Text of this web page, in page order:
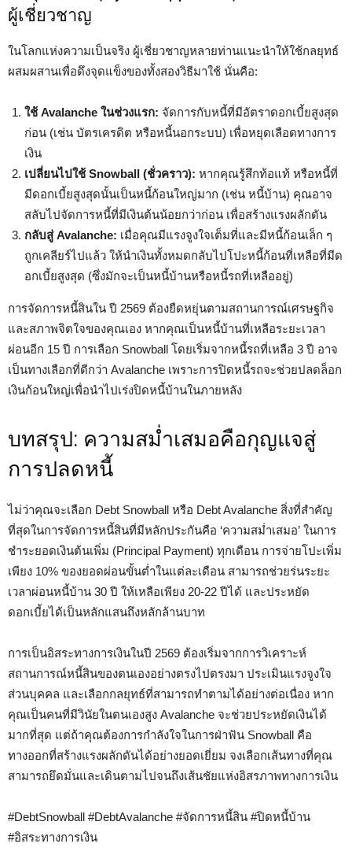
ผู้เชี่ยวชาญ
ในโลกแห่งความเป็นจริง ผู้เชี่ยวชาญหลายท่านแนะนำให้ใช้กลยุทธ์
ผสมผสานเพื่อดึงจุดแข็งของทั้งสองวิธีมาใช้ นั่นคือ:
ใช้ Avalanche ในช่วงแรก: จัดการกับหนี้ที่มีอัตราดอกเบี้ยสูงสุด
ก่อน (เช่น บัตรเครดิต หรือหนี้นอกระบบ) เพื่อหยุดเลือดทางการ
เงิน
เปลี่ยนไปใช้ Snowball (ชั่วคราว): หากคุณรู้สึกท้อแท้ หรือหนี้ที่
มีดอกเบี้ยสูงสุดนั้นเป็นหนี้ก้อนใหญ่มาก (เช่น หนี้บ้าน) คุณอาจ
สลับไปจัดการหนี้ที่มีเงินต้นน้อยกว่าก่อน เพื่อสร้างแรงผลักดัน
กลับสู่ Avalanche: เมื่อคุณมีแรงจูงใจเต็มที่และมีหนี้ก้อนเล็ก ๆ
ถูกเคลียร์ไปแล้ว ให้นำเงินทั้งหมดกลับไปโปะหนี้ก้อนที่เหลือที่มีด
อกเบี้ยสูงสุด (ซึ่งมักจะเป็นหนี้บ้านหรือหนี้รถที่เหลืออยู่)
การจัดการหนี้สินใน ปี 2569 ต้องยืดหยุ่นตามสถานการณ์เศรษฐกิจ
และสภาพจิตใจของคุณเอง หากคุณเป็นหนี้บ้านที่เหลือระยะเวลา
ผ่อนอีก 15 ปี การเลือก Snowball โดยเริ่มจากหนี้รถที่เหลือ 3 ปี อาจ
เป็นทางเลือกที่ดีกว่า Avalanche เพราะการปิดหนี้รถจะช่วยปลดล็อก
เงินก้อนใหญ่เพื่อนำไปเร่งปิดหนี้บ้านในภายหลัง
บทสรุป: ความสม่ำเสมอคือกุญแจสู่
การปลดหนี้
ไม่ว่าคุณจะเลือก Debt Snowball หรือ Debt Avalanche สิ่งที่สำคัญ
ที่สุดในการจัดการหนี้สินที่มีหลักประกันคือ ‘ความสม่ำเสมอ’ ในการ
ชำระยอดเงินต้นเพิ่ม (Principal Payment) ทุกเดือน การจ่ายโปะเพิ่ม
เพียง 10% ของยอดผ่อนขั้นต่ำในแต่ละเดือน สามารถช่วยร่นระยะ
เวลาผ่อนหนี้บ้าน 30 ปี ให้เหลือเพียง 20-22 ปีได้ และประหยัด
ดอกเบี้ยได้เป็นหลักแสนถึงหลักล้านบาท
การเป็นอิสระทางการเงินในปี 2569 ต้องเริ่มจากการวิเคราะห์
สถานการณ์หนี้สินของตนเองอย่างตรงไปตรงมา ประเมินแรงจูงใจ
ส่วนบุคคล และเลือกกลยุทธ์ที่สามารถทำตามได้อย่างต่อเนื่อง หาก
คุณเป็นคนที่มีวินัยในตนเองสูง Avalanche จะช่วยประหยัดเงินได้
มากที่สุด แต่ถ้าคุณต้องการกำลังใจในการฝ่าฟัน Snowball คือ
ทางออกที่สร้างแรงผลักดันได้อย่างยอดเยี่ยม จงเลือกเส้นทางที่คุณ
สามารถยึดมั่นและเดินตามไปจนถึงเส้นชัยแห่งอิสรภาพทางการเงิน
#DebtSnowball #DebtAvalanche #จัดการหนี้สิน #ปิดหนี้บ้าน
#อิสระทางการเงิน